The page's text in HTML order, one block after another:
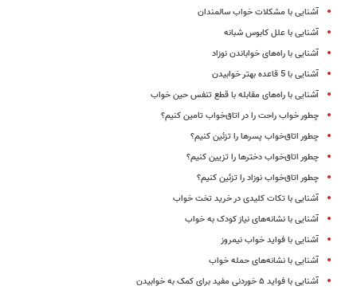
آشنایی با مشکلات خواب سالمندان
آشنایی با علل کابوس شبانه
آشنایی با راه‌های خواباندن نوزاد
آشنایی با 5 قاعده بهتر خوابیدن
آشنایی با راه‌های مقابله با قطع تنفس حین خواب
چطور خواب راحت را در اتاق‌خواب تامین کنیم؟
چطور اتاق‌خواب پسرها را تزئین کنیم؟
چطور اتاق‌خواب دخترها را تزیین کنیم؟
چطور اتاق‌خواب نوزاد را تزئین کنیم؟
آشنایی با تکات کلیدی در خرید تخت‌ خواب
آشنایی با نشانه‌های نیاز کودک به خواب
آشنایی با فواید خواب نیمروز
آشنایی با نشانه‌های حمله خواب
آشنایی با فواید ۵ خوردنی مفید برای کمک به خوابیدن